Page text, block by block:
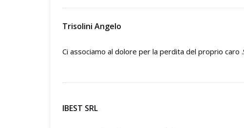
Trisolini Angelo
Ci associamo al dolore per la perdita del proprio caro
IBEST SRL